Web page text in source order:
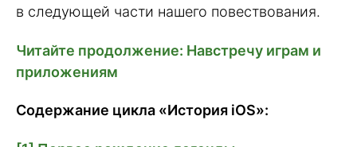
в следующей части нашего повествования.
Читайте продолжение: Навстречу играм и
приложениям
Содержание цикла «История iOS»: